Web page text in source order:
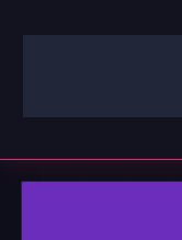
Inhalt